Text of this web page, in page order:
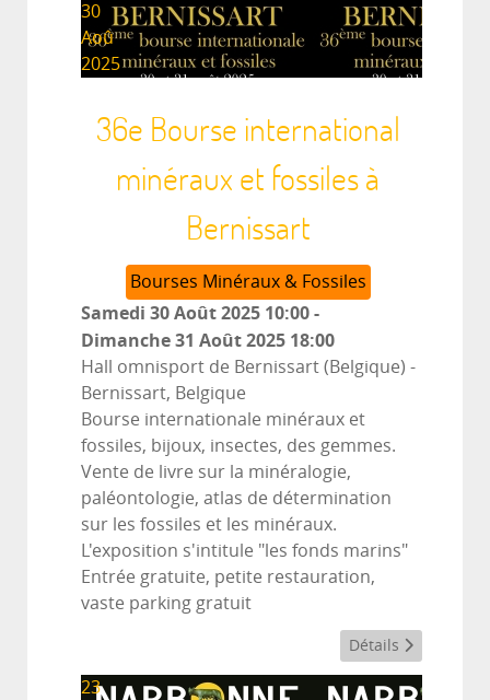
30
Aoû
2025
36e Bourse international
minéraux et fossiles à
Bernissart
Bourses Minéraux & Fossiles
Samedi 30 Août 2025 10:00-
Dimanche 31 Août 2025 18:00
Hall omnisport de Bernissart (Belgique) -
Bernissart, Belgique
Bourse internationale minéraux et
fossiles, bijoux, insectes, des gemmes.
Vente de livre sur la minéralogie,
paléontologie, atlas de détermination
sur les fossiles et les minéraux.
L'exposition s'intitule "les fonds marins"
Entrée gratuite, petite restauration,
vaste parking gratuit
Détails
23